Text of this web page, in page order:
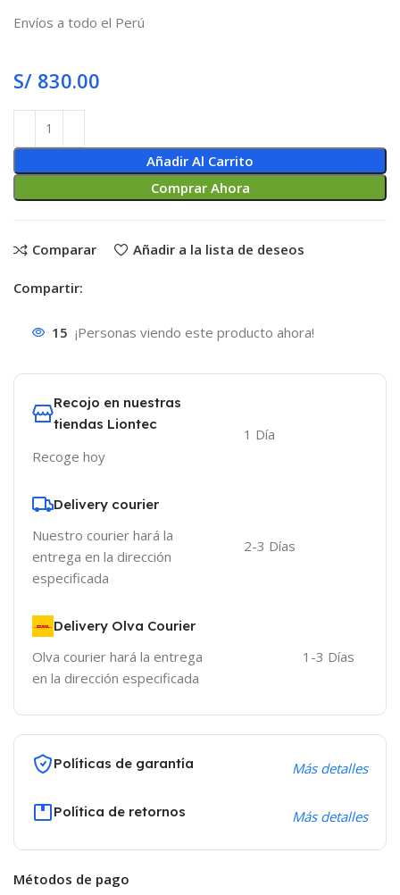
Envíos a todo el Perú
S/ 830.00
Añadir Al Carrito
Comprar Ahora
Comparar Añadir a la lista de deseos
Compartir:
15 ¡Personas viendo este producto ahora!
Recojo en nuestras
tiendas Liontec
Recoge hoy
1 Día
Delivery courier
Nuestro courier hará la
entrega en la dirección
especificada
2-3 Días
Delivery Olva Courier
Olva courier hará la entrega
en la dirección especificada
1-3 Días
Políticas de garantía Más detalles
Política de retornos Más detalles
Métodos de pago